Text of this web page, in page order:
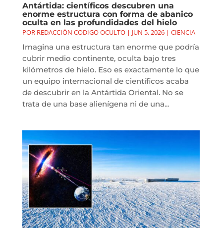
Antártida: científicos descubren una
enorme estructura con forma de abanico
oculta en las profundidades del hielo
POR REDACCIÓN CODIGO OCULTO| JUN 5, 2026| CIENCIA
Imagina una estructura tan enorme que podría
cubrir medio continente, oculta bajo tres
kilómetros de hielo. Eso es exactamente lo que
un equipo internacional de científicos acaba
de descubrir en la Antártida Oriental. No se
trata de una base alienígena ni de una...